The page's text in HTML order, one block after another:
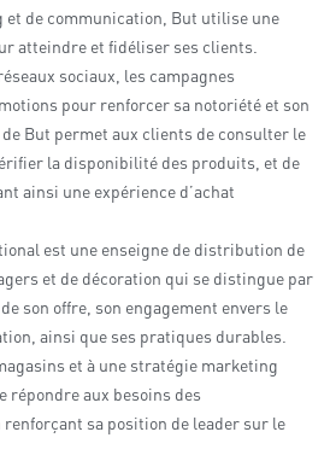
et de communication, But utilise une
atteindre et fidéliser ses clients.
sociaux, les campagnes
pour renforcer sa notoriété et son
But permet aux clients de consulter le
la disponibilité des produits, et de
ainsi une expérience d’achat
est une enseigne de distribution de
et de décoration qui se distingue par
son offre, son engagement envers le
ainsi que ses pratiques durables.
et à une stratégie marketing
répondre aux besoins des
sa position de leader sur le